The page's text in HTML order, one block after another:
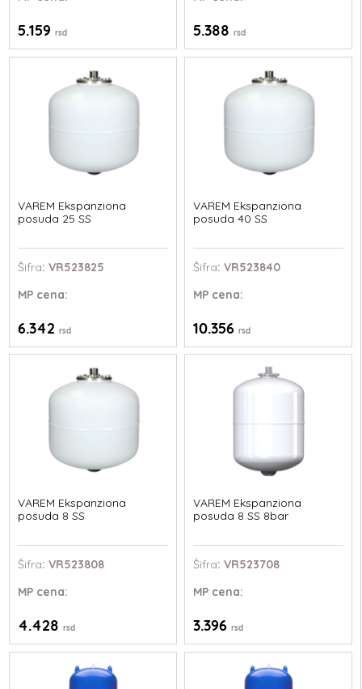
5.159rsd 5.388 rsd
VAREM Ekspanziona
posuda 25 SS
Šifra: VR523825
MP cena:
6.342rsd
VAREM Ekspanziona
posuda 40 SS
Šifra: VR523840
MPcena:
10.356 rsd
VAREM Ekspanziona
posuda 8 SS
Šifra: VR523808
MP cena:
4.428rsd
VAREM Ekspanziona
posuda 8 SS 8bar
Šifra: VR523708
MPcena:
3.396 rsd